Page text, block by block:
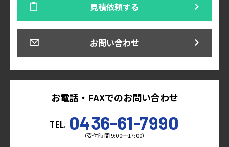
見積依頼する
お問い合わせ
お電話・FAXでのお問い合わせ
TEL. 0436-61-7990
（受付時間 9:00～17:00）